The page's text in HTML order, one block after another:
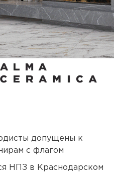
допущены к
с флагом
НПЗ в Краснодарском